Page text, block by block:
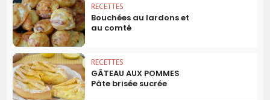
RECETTES
Bouchées au lardons et
au comté
RECETTES
GÂTEAU AUX POMMES
Pâte brisée sucrée